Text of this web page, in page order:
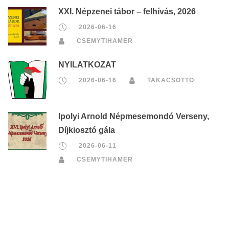
XXI. Népzenei tábor – felhívás, 2026
2026-06-16
CSEMYTIHAMER
NYILATKOZAT
2026-06-16 TAKACSOTTO
Ipolyi Arnold Népmesemondó Verseny,
Díjkiosztó gála
2026-06-11
CSEMYTIHAMER